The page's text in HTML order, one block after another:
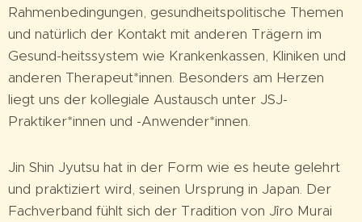
Rahmenbedingungen, gesundheitspolitische Themen
und natürlich der Kontakt mit anderen Trägern im
Gesund-heitssystem wie Krankenkassen, Kliniken und
anderen Therapeut*innen. Besonders am Herzen
liegt uns der kollegiale Austausch unter JSJ-
Praktiker*innen und -Anwender*innen.
Jin Shin Jyutsu hat in der Form wie es heute gelehrt
und praktiziert wird, seinen Ursprung in Japan. Der
Fachverband fühlt sich der Tradition von Jîro Murai